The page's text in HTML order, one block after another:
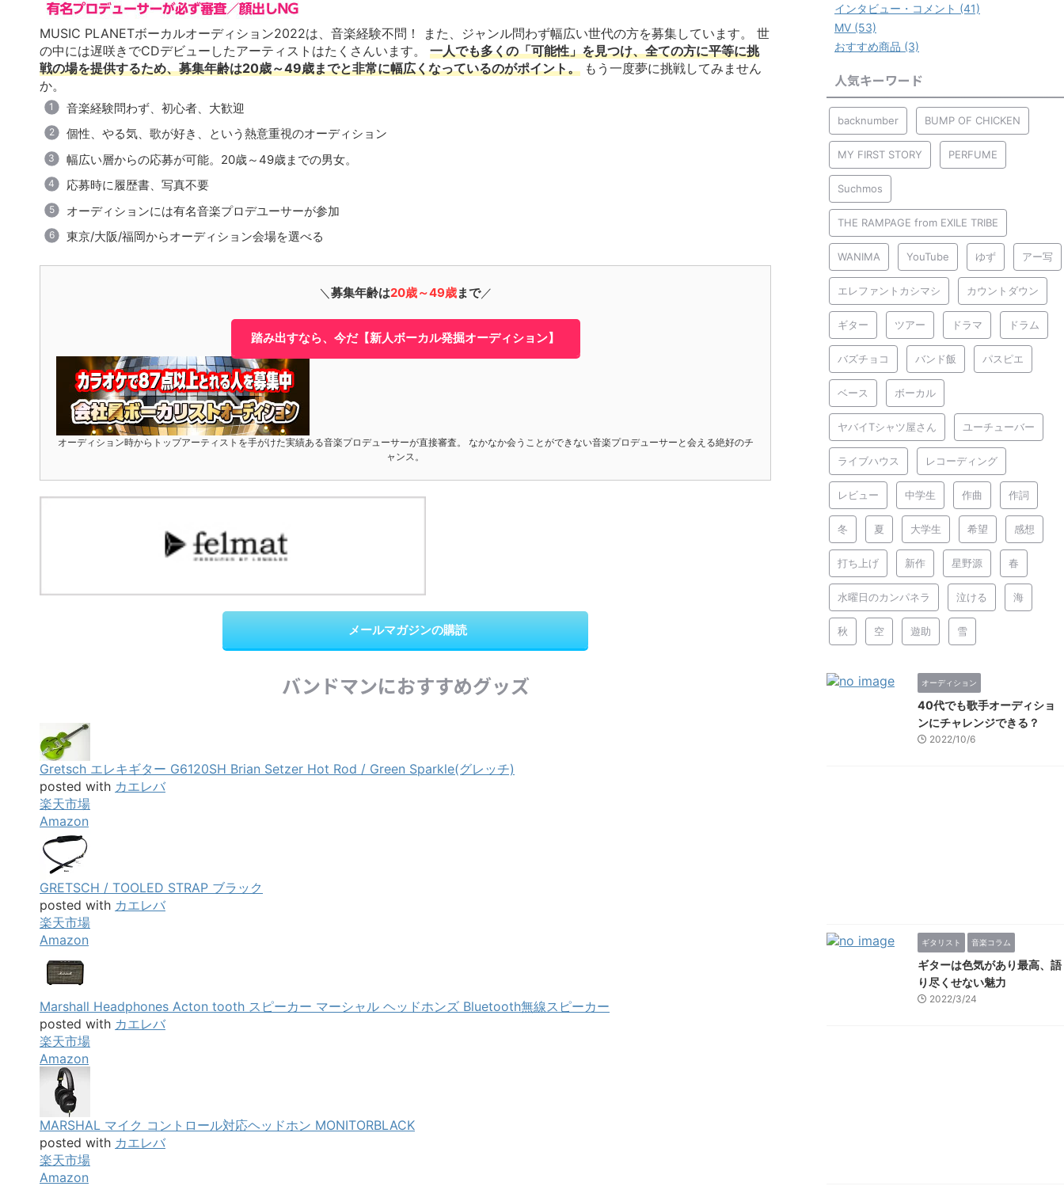
MUSIC PLANETボーカルオーディション2022は、音楽経験不問！ また、ジャンル問わず幅広い世代の方を募集しています。 世
の中には遅咲きでCDデビューしたアーティストはたくさんいます。 一人でも多くの「可能性」を見つけ、全ての方に平等に挑
戦の場を提供するため、募集年齢は20歳～49歳までと非常に幅広くなっているのがポイント。 もう一度夢に挑戦してみません
か。
音楽経験問わず、初心者、大歓迎
個性、やる気、歌が好き、という熱意重視のオーディション
幅広い層からの応募が可能。20歳～49歳までの男女。
応募時に履歴書、写真不要
オーディションには有名音楽プロデユーサーが参加
東京/大阪/福岡からオーディション会場を選べる
＼ 募集年齢は20歳～49歳まで／
踏み出すなら、今だ【新人ボーカル発掘オーディション】
オーディション時からトップアーティストを手がけた実績ある音楽プロデューサーが直接審査。 なかなか会うことができない音楽プロデューサーと会える絶好のチ
ャンス。
メールマガジンの購読
バンドマンにおすすめグッズ
Gretsch エレキギター G6120SH Brian Setzer Hot Rod / Green Sparkle(グレッチ)
posted with カエレバ
楽天市場
Amazon
GRETSCH / TOOLED STRAP ブラック
posted with カエレバ
楽天市場
Amazon
Marshall Headphones Acton tooth スピーカー マーシャル ヘッドホンズ Bluetooth無線スピーカー
posted with カエレバ
楽天市場
Amazon
MARSHAL マイク コントロール対応ヘッドホン MONITORBLACK
posted with カエレバ
楽天市場
Amazon
インタビュー・コメント (41)
MV (53)
おすすめ商品 (3)
人気キーワード
backnumber BUMP OF CHICKEN
MY FIRST STORY PERFUME
Suchmos
THE RAMPAGE from EXILE TRIBE
WANIMA YouTube ゆず アー写
エレファントカシマシ カウントダウン
ギター ツアー ドラマ ドラム
バズチョコ バンド飯 パスピエ
ベース ボーカル
ヤバイTシャツ屋さん ユーチューバー
ライブハウス レコーディング
レビュー 中学生 作曲 作詞
冬 夏 大学生 希望 感想
打ち上げ 新作 星野源 春
水曜日のカンパネラ 泣ける 海
秋 空 遊助 雪
オーディション
40代でも歌手オーディショ
ンにチャレンジできる？
2022/10/6
ギタリスト 音楽コラム
ギターは色気があり最高、語
り尽くせない魅力
2022/3/24